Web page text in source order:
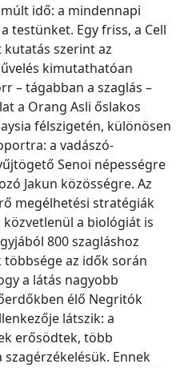
idő: a mindennapi
testünket. Egy friss, a Cell
szerint az
kimutathatóan
– tágabban a szaglás –
a Orang Asli őslakos
félszigetén, különösen
a vadászó-
Senoi népességre
Jakun közösségre. Az
megélhetési stratégiák
a biológiát is
800 szagláshoz
az idők során
a látás nagyobb
élő Negritók
látszik: a
erősödtek, több
Ennek